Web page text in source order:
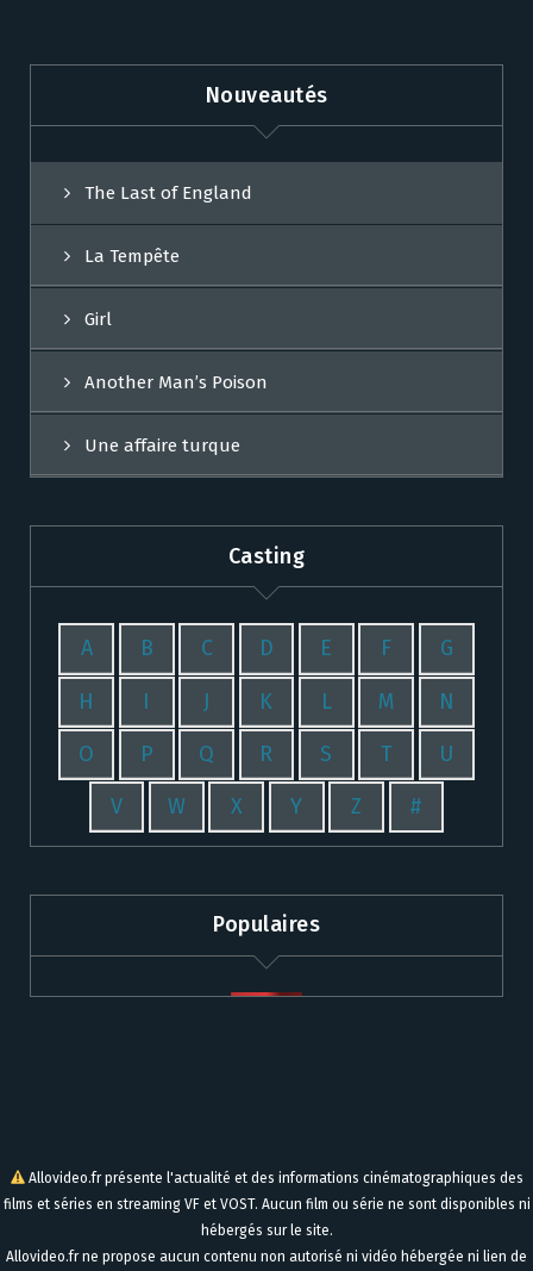
Nouveautés
The Last of England
La Tempête
Girl
Another Man’s Poison
Une affaire turque
Casting
A B C D E F G
H I J K L M N
O P Q R S T U
V W X Y Z #
Populaires
Allovideo.fr présente l'actualité et des informations cinématographiques des
films et séries en streaming VF et VOST. Aucun film ou série ne sont disponibles ni
hébergés sur le site.
Allovideo.fr ne propose aucun contenu non autorisé ni vidéo hébergée ni lien de